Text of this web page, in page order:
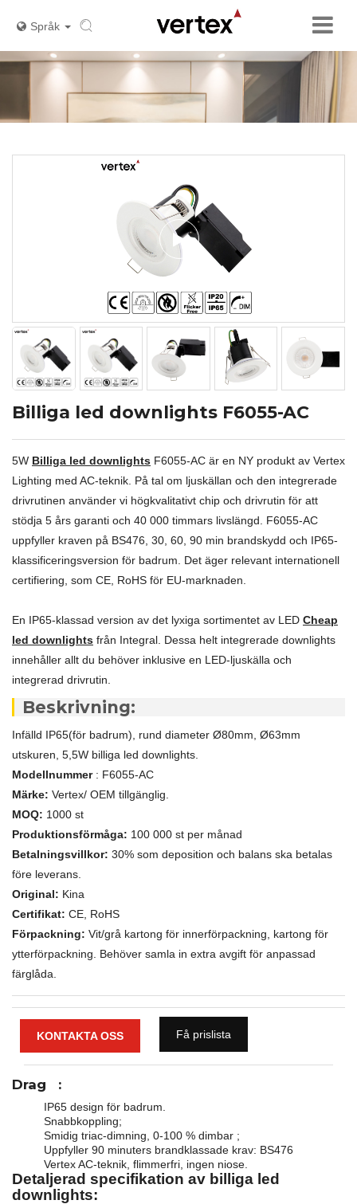
Språk
Billiga led downlights F6055-AC
5W Billiga led downlights F6055-AC är en NY produkt av Vertex
Lighting med AC-teknik. På tal om ljuskällan och den integrerade
drivrutinen använder vi högkvalitativt chip och drivrutin för att
stödja 5 års garanti och 40 000 timmars livslängd. F6055-AC
uppfyller kraven på BS476, 30, 60, 90 min brandskydd och IP65-
klassificeringsversion för badrum. Det äger relevant internationell
certifiering, som CE, RoHS för EU-marknaden.
En IP65-klassad version av det lyxiga sortimentet av LED Cheap
led downlights från Integral. Dessa helt integrerade downlights
innehåller allt du behöver inklusive en LED-ljuskälla och
integrerad drivrutin.
Beskrivning:
Infälld IP65(för badrum), rund diameter Ø80mm, Ø63mm
utskuren, 5,5W billiga led downlights.
Modellnummer : F6055-AC
Märke: Vertex/ OEM tillgänglig.
MOQ: 1000 st
Produktionsförmåga: 100 000 st per månad
Betalningsvillkor: 30% som deposition och balans ska betalas
före leverans.
Original: Kina
Certifikat: CE, RoHS
Förpackning: Vit/grå kartong för innerförpackning, kartong för
ytterförpackning. Behöver samla in extra avgift för anpassad
färglåda.
KONTAKTA OSS Få prislista
Drag :
IP65 design för badrum.
Snabbkoppling;
Smidig triac-dimning, 0-100 % dimbar ;
Uppfyller 90 minuters brandklassade krav: BS476
Vertex AC-teknik, flimmerfri, ingen niose.
Detaljerad specifikation av billiga led
downlights: